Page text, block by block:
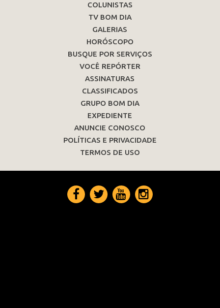
COLUNISTAS
TV BOM DIA
GALERIAS
HORÓSCOPO
BUSQUE POR SERVIÇOS
VOCÊ REPÓRTER
ASSINATURAS
CLASSIFICADOS
GRUPO BOM DIA
EXPEDIENTE
ANUNCIE CONOSCO
POLÍTICAS E PRIVACIDADE
TERMOS DE USO